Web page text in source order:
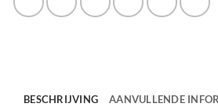
BESCHRIJVING AANVULLENDE